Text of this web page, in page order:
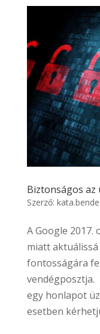
Biztonságos az
Szerző: kata.bende
A Google
miatt
fontosságára
vendégposztja.
egy honlapot
esetben